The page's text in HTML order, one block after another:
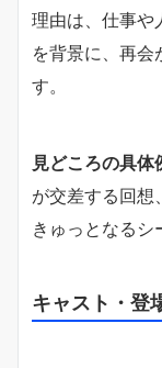
理由は、仕事や
を背景に、再
す。
見どころの具体
が交差する回想
きゅっとなるシ
キャスト・登